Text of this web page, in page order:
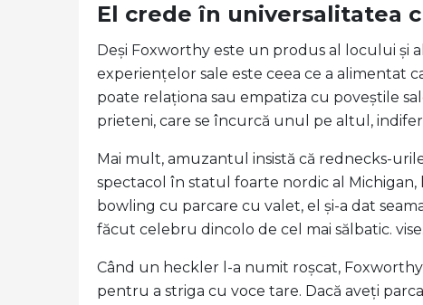
El crede în universalitatea
Deși Foxworthy este un produs al locului și
experiențelor sale este ceea ce a alimentat
poate relaționa sau empatiza cu poveștile
prieteni, care se încurcă unul pe altul,
Mai mult, amuzantul insistă că rednecks-
spectacol în statul foarte nordic al
bowling cu parcare cu valet, el și-a dat
făcut celebru dincolo de cel mai sălbatic. vise.
Când un heckler l-a numit roșcat, Foxworthy
pentru a striga cu voce tare. Dacă aveți